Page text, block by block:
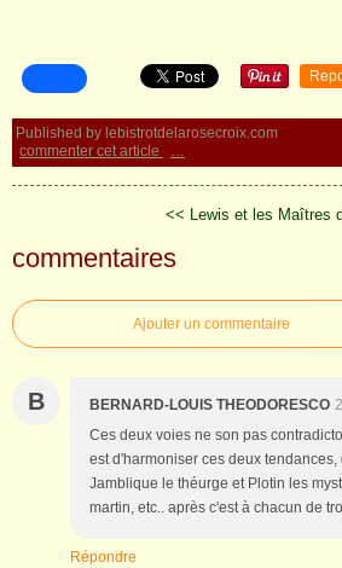
Published by lebistrotdelarosecroix.com
commenter cet article
<< Lewis et les Maîtres
commentaires
Ajouter un commentaire
B BERNARD-LOUIS THEODORESCO
Ces deux voies ne son pas
est d'harmoniser ces deux
Jamblique le théurge et Plotin les
martin, etc.. après c'est à chacun de
Répondre